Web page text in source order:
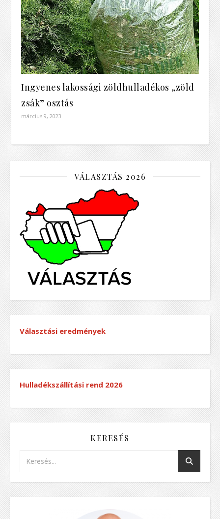
Ingyenes lakossági zöldhulladékos „zöld
zsák” osztás
március 9, 2023
VÁLASZTÁS 2026
Választási eredmények
Hulladékszállítási rend 2026
KERESÉS